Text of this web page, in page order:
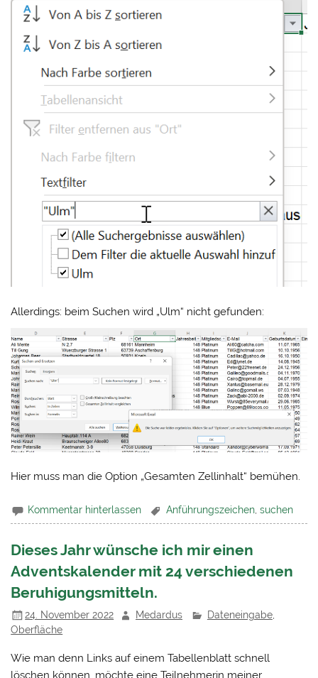
Allerdings: beim Suchen wird „Ulm“ nicht gefunden:
Hier muss man die Option „Gesamten Zellinhalt“ bemühen.
Kommentar hinterlassen Anführungszeichen ,suchen
Dieses Jahr wünsche ich mir einen
Adventskalender mit 24 verschiedenen
Beruhigungsmitteln.
24. November 2022 Medardus Dateneingabe,
Oberfläche
Wie man denn Links auf einem Tabellenblatt schnell
löschen können, möchte eine Teilnehmerin meiner